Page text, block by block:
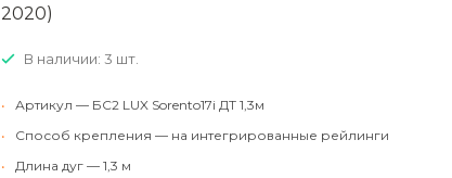
2020)
В наличии: 3 шт.
•
Артикул — БС2 LUX Sorento17i ДТ 1,3м
•
Способ крепления — на интегрированные рейлинги
•
Длина дуг — 1,3 м